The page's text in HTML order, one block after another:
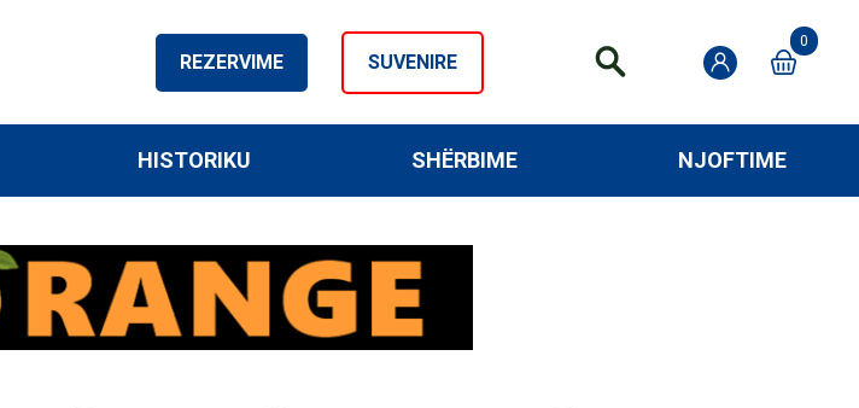
REZERVIME SUVENIRE
0
HISTORIKU SHËRBIME NJOFTIME